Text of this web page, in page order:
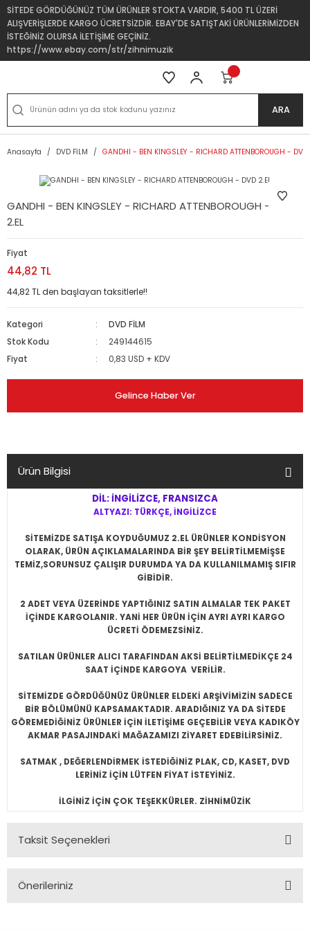
SİTEDE GÖRDÜĞÜNÜZ TÜM ÜRÜNLER STOKTA VARDIR, 5400 TL ÜZERİ
ALIŞVERİŞLERDE KARGO ÜCRETSİZDİR. EBAY'DE SATIŞTAKİ ÜRÜNLERİMİZDEN
İSTEĞİNİZ OLURSA İLETİŞİME GEÇİNİZ.
https://www.ebay.com/str/zihnimuzik
ARA
Anasayfa DVD FİLM GANDHI - BEN KINGSLEY - RICHARD ATTENBOROUGH - DVD
GANDHI - BEN KINGSLEY - RICHARD ATTENBOROUGH - DVD
2.EL
Fiyat
44,82 TL
44,82 TL den başlayan taksitlerle!!
Kategori
DVD FİLM
Stok Kodu
249144615
Fiyat
0,83 USD + KDV
Gelince Haber Ver
Ürün Bilgisi
DİL: İNGİLİZCE, FRANSIZCA
ALTYAZI: TÜRKÇE, İNGİLİZCE
SİTEMİZDE SATIŞA KOYDUĞUMUZ 2.EL ÜRÜNLER KONDİSYON
OLARAK, ÜRÜN AÇIKLAMALARINDA BİR ŞEY BELİRTİLMEMİŞSE
TEMİZ,SORUNSUZ ÇALIŞIR DURUMDA YA DA KULLANILMAMIŞ SIFIR
GİBİDİR.
2 ADET VEYA ÜZERİNDE YAPTIĞINIZ SATIN ALMALAR TEK PAKET
İÇİNDE KARGOLANIR. YANİ HER ÜRÜN İÇİN AYRI AYRI KARGO
ÜCRETİ ÖDEMEZSİNİZ.
SATILAN ÜRÜNLER ALICI TARAFINDAN AKSİ BELİRTİLMEDİKÇE 24
SAAT İÇİNDE KARGOYA VERİLİR.
SİTEMİZDE GÖRDÜĞÜNÜZ ÜRÜNLER ELDEKİ ARŞİVİMİZİN SADECE
BİR BÖLÜMÜNÜ KAPSAMAKTADIR. ARADIĞINIZ YA DA SİTEDE
GÖREMEDİĞİNİZ ÜRÜNLER İÇİN İLETİŞİME GEÇEBİLİR VEYA KADIKÖY
AKMAR PASAJINDAKİ MAĞAZAMIZI ZİYARET EDEBİLİRSİNİZ.
SATMAK , DEĞERLENDİRMEK İSTEDİĞİNİZ PLAK, CD, KASET, DVD
LERİNİZ İÇİN LÜTFEN FİYAT İSTEYİNİZ.
İLGİNİZ İÇİN ÇOK TEŞEKKÜRLER. ZİHNİMÜZİK
Taksit Seçenekleri
Önerileriniz